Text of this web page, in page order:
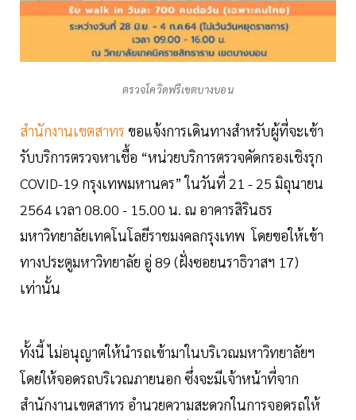
ตรวจโควิดฟรีเขตบางบอน
สำนักงานเขตสาทร ขอแจ้งการเดินทางสำหรับผู้ที่จะเข้า
รับบริการตรวจหาเชื้อ “หน่วยบริการตรวจคัดกรองเชิงรุก
COVID-19 กรุงเทพมหานคร” ในวันที่ 21 - 25 มิถุนายน
2564 เวลา 08.00 - 15.00 น. ณ อาคารสิรินธร
มหาวิทยาลัยเทคโนโลยีราชมงคลกรุงเทพ โดยขอให้เข้า
ทางประตูมหาวิทยาลัย อู่ 89 (ฝั่งซอยนราธิวาสฯ 17)
เท่านั้น
ทั้งนี้ ไม่อนุญาตให้นำรถเข้ามาในบริเวณมหาวิทยาลัยฯ
โดยให้จอดรถบริเวณภายนอก ซึ่งจะมีเจ้าหน้าที่จาก
สำนักงานเขตสาทร อำนวยความสะดวกในการจอดรถให้